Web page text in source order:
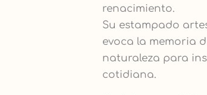
renacimiento.
Su estampado
evoca la memoria
naturaleza para
cotidiana.